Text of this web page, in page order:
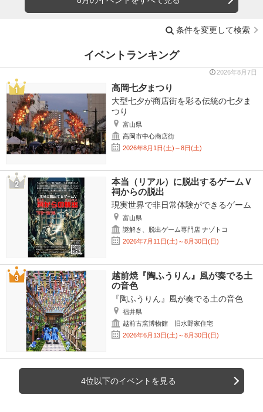
条件を変更して検索
イベントランキング
2026年8月7日
高岡七夕まつり
大型七夕が商店街を彩る伝統の七夕ま
つり
富山県
高岡市中心商店街
2026年8月1日(土)～8日(土)
本当（リアル）に脱出するゲームＶ
祠からの脱出
現実世界で非日常体験ができるゲーム
富山県
謎解き、脱出ゲーム専門店 ナゾトコ
2026年7月11日(土)～8月30日(日)
越前焼『陶ふうりん』風が奏でる土
の音色
『陶ふうりん』風が奏でる土の音色
福井県
越前古窯博物館 旧水野家住宅
2026年6月13日(土)～8月30日(日)
4位以下のイベントを見る